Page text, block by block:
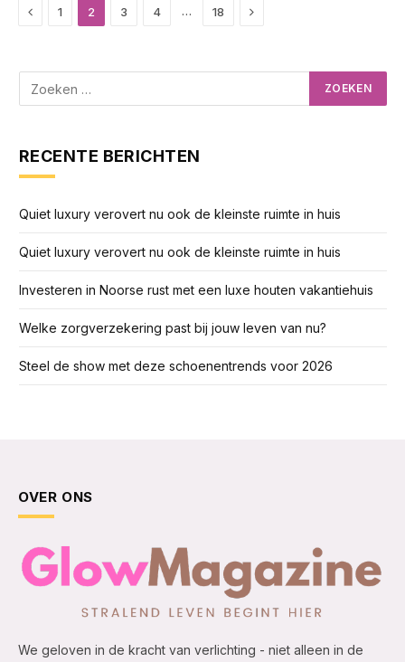
Previous
1 2 3 4 … 18 Next
RECENTE BERICHTEN
Quiet luxury verovert nu ook de kleinste ruimte in huis
Quiet luxury verovert nu ook de kleinste ruimte in huis
Investeren in Noorse rust met een luxe houten vakantiehuis
Welke zorgverzekering past bij jouw leven van nu?
Steel de show met deze schoenentrends voor 2026
OVER ONS
We geloven in de kracht van verlichting - niet alleen in de